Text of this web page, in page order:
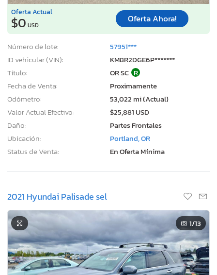
Oferta Actual
$0 USD
Oferta Ahora!
Número de lote:
57951***
ID vehicular (VIN):
KM8R2DGE6P*******
Título:
OR SC R
Fecha de Venta:
Proximamente
Odómetro:
53,022 mi (Actual)
Valor Actual Efectivo:
$25,881 USD
Daño:
Partes Frontales
Ubicación:
Portland, OR
Status de Venta:
En Oferta Mínima
2021 Hyundai Palisade sel
1/13